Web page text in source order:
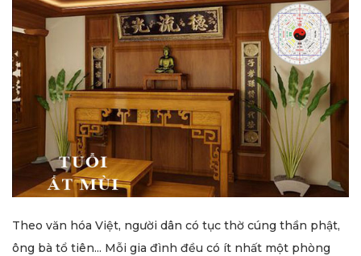
Theo văn hóa Việt, người dân có tục thờ cúng thần phật,
ông bà tổ tiên... Mỗi gia đình đều có ít nhất một phòng